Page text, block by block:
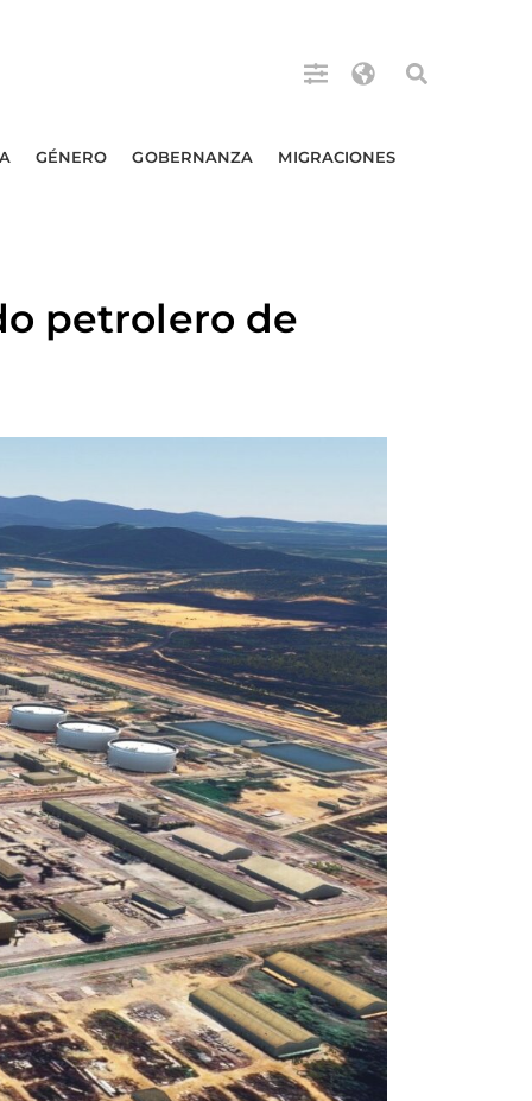
GÉNERO GOBERNANZA MIGRACIONES
petrolero de